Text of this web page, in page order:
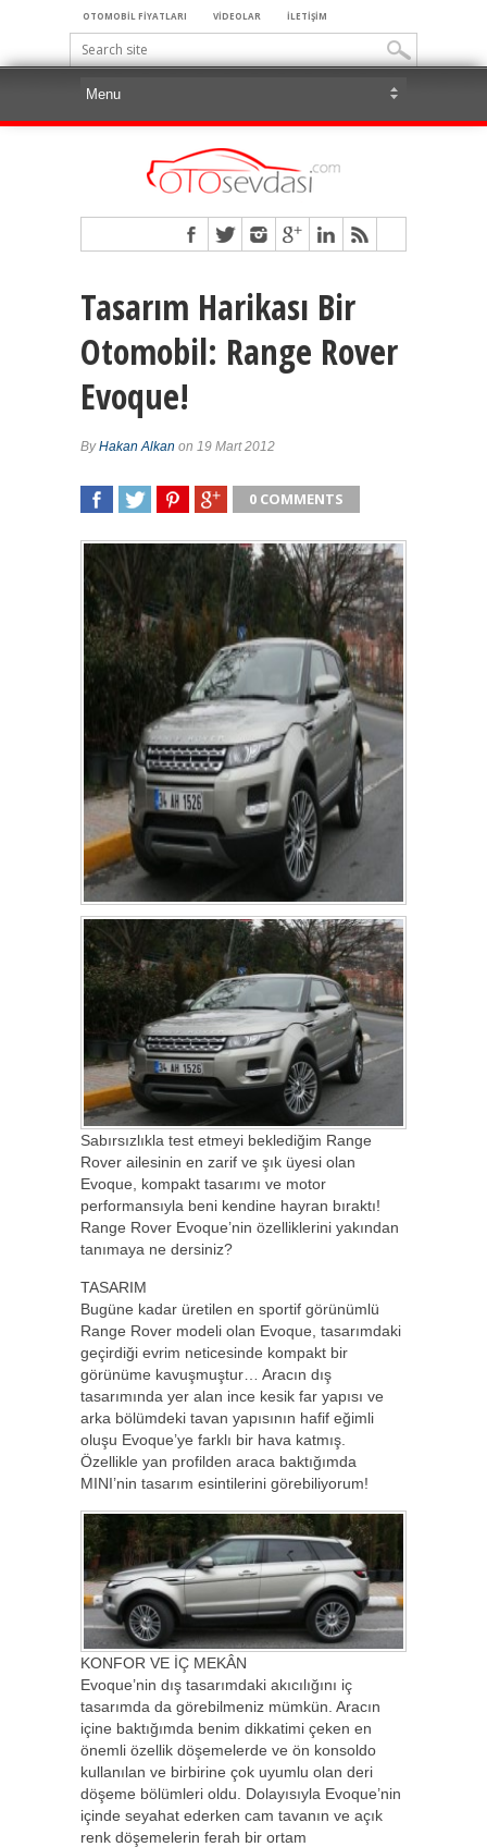
OTOMOBİL FİYATLARI VİDEOLAR İLETİŞİM
Tasarım Harikası Bir
Otomobil: Range Rover
Evoque!
ByHakan Alkan on 19 Mart 2012
0 COMMENTS
Sabırsızlıkla test etmeyi beklediğim Range
Rover ailesinin en zarif ve şık üyesi olan
Evoque, kompakt tasarımı ve motor
performansıyla beni kendine hayran bıraktı!
Range Rover Evoque’nin özelliklerini yakından
tanımaya ne dersiniz?
TASARIM
Bugüne kadar üretilen en sportif görünümlü
Range Rover modeli olan Evoque, tasarımdaki
geçirdiği evrim neticesinde kompakt bir
görünüme kavuşmuştur… Aracın dış
tasarımında yer alan ince kesik far yapısı ve
arka bölümdeki tavan yapısının hafif eğimli
oluşu Evoque’ye farklı bir hava katmış.
Özellikle yan profilden araca baktığımda
MINI’nin tasarım esintilerini görebiliyorum!
KONFOR VE İÇ MEKÂN
Evoque’nin dış tasarımdaki akıcılığını iç
tasarımda da görebilmeniz mümkün. Aracın
içine baktığımda benim dikkatimi çeken en
önemli özellik döşemelerde ve ön konsoldo
kullanılan ve birbirine çok uyumlu olan deri
döşeme bölümleri oldu. Dolayısıyla Evoque’nin
içinde seyahat ederken cam tavanın ve açık
renk döşemelerin ferah bir ortam